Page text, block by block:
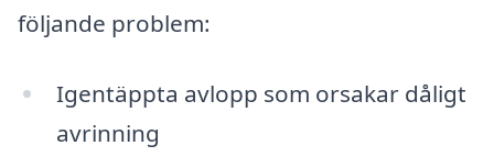
följande problem:
Igentäppta avlopp som orsakar dåligt
avrinning